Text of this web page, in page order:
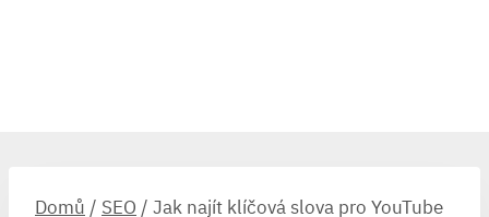
Domů / SEO / Jak najít klíčová slova pro YouTube